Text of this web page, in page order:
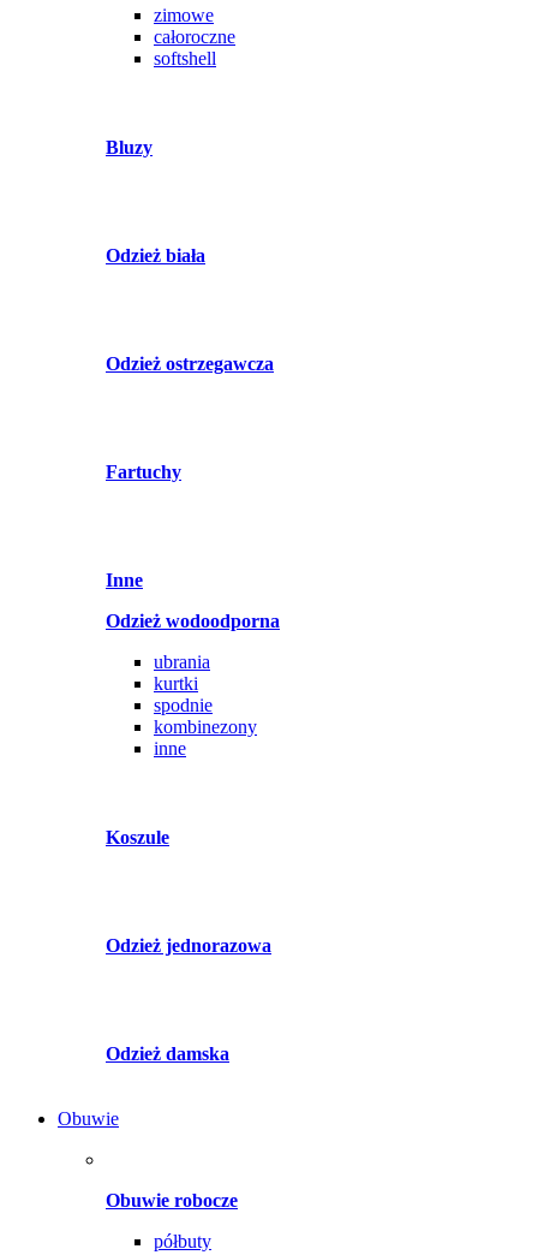
zimowe
całoroczne
softshell
Bluzy
Odzież biała
Odzież ostrzegawcza
Fartuchy
Inne
Odzież wodoodporna
ubrania
kurtki
spodnie
kombinezony
inne
Koszule
Odzież jednorazowa
Odzież damska
Obuwie
Obuwie robocze
półbuty